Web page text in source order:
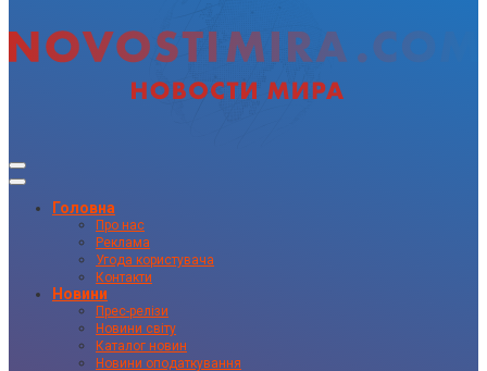
Головна
Про нас
Реклама
Угода користувача
Контакти
Новини
Прес-релізи
Новини світу
Каталог новин
Новини оподаткування